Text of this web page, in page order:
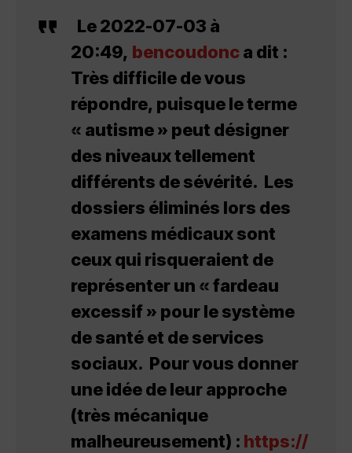
Le 2022-07-03 à
20:49, bencoudonc a dit :
Très difficile de vous
répondre, puisque le terme
« autisme » peut désigner
des niveaux tellement
différents de sévérité. Les
dossiers éliminés lors des
examens médicaux sont
ceux qui risqueraient de
représenter un « fardeau
excessif » pour le système
de santé et de services
sociaux. Pour vous donner
une idée de leur approche
(très mécanique
malheureusement) : https://